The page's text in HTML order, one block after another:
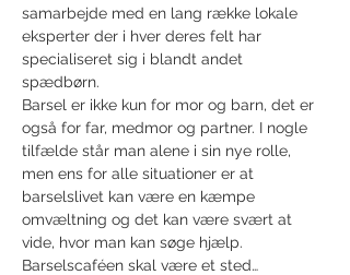
samarbejde med en lang række lokale
eksperter der i hver deres felt har
specialiseret sig i blandt andet
spædbørn.
Barsel er ikke kun for mor og barn, det er
også for far, medmor og partner. I nogle
tilfælde står man alene i sin nye rolle,
men ens for alle situationer er at
barselslivet kan være en kæmpe
omvæltning og det kan være svært at
vide, hvor man kan søge hjælp.
Barselscaféen skal være et sted…